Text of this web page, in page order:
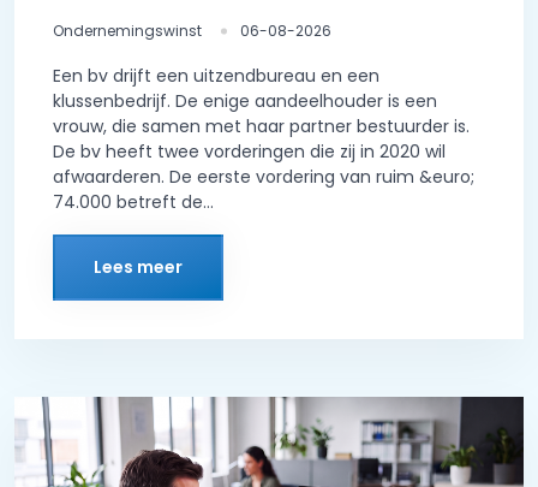
Ondernemingswinst 06-08-2026
Een bv drijft een uitzendbureau en een
klussenbedrijf. De enige aandeelhouder is een
vrouw, die samen met haar partner bestuurder is.
De bv heeft twee vorderingen die zij in 2020 wil
afwaarderen. De eerste vordering van ruim &euro;
74.000 betreft de...
Lees meer